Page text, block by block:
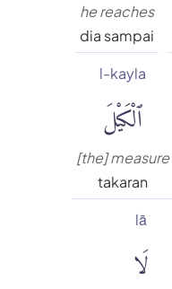
he reaches
dia sampai
l-kayla
ٱلْكَيْلَ
[the] measure
takaran
lā
لَا